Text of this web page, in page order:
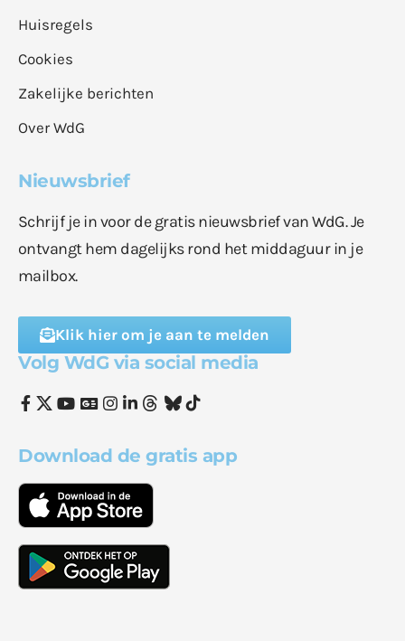
Huisregels
Cookies
Zakelijke berichten
Over WdG
Nieuwsbrief
Schrijf je in voor de gratis nieuwsbrief van WdG. Je
ontvangt hem dagelijks rond het middaguur in je
mailbox.
Klik hier om je aan te melden
Volg WdG via social media
Download de gratis app